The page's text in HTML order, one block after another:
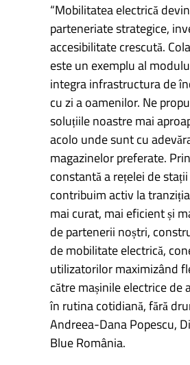
“Mobilitatea electrică
parteneriate strategice,
accesibilitate crescută.
este un exemplu al
integra infrastructura de
cu zi a oamenilor. Ne
soluțiile noastre mai
acolo unde sunt cu
magazinelor preferate.
constantă a rețelei de
contribuim activ la
mai curat, mai eficient și
de partenerii noștri,
de mobilitate electrică,
utilizatorilor maximizând
către mașinile electrice de
în rutina cotidiană, fără
Andreea-Dana Popescu,
Blue România.